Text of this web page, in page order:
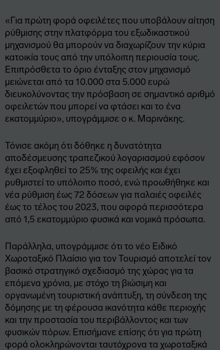
«Για πρώτη φορά οφειλέτες που υποβάλουν αίτηση
ρύθμισης στην πλατφόρμα του εξωδικαστικού
μηχανισμού θα μπορούν να διαχωρίζουν την κύρια
κατοικία τους από την υπόλοιπη περιουσία τους.
Επιπρόσθετα το όριο ένταξης στον μηχανισμό
μειώνεται από τα 10.000 στα 5.000 ευρώ
διευκολύνοντας την πρόσβαση σε σημαντικό αριθμό
οφειλετών που μπορεί να φτάσει και το ένα
εκατομμύριο», υπογράμμισε ο κ. Μαρινάκης.
Τόνισε ακόμη ότι δόθηκε η δυνατότητα
αποδέσμευσης τραπεζικού λογαριασμού εφόσον
έχει εξοφληθεί το 25% της οφειλής και έχει
ρυθμιστεί το υπόλοιπο ποσό, ενώ προωθήθηκε και
νέα ρύθμιση έως 72 δόσεων για παλαιές οφειλές
έως το τέλος του 2023, που αφορά περισσότερα
από 1,5 εκατομμύριο φυσικά και νομικά πρόσωπα.
Παράλληλα, υπογράμμισε ότι το νέο Ειδικό
Χωροταξικό Πλαίσιο για τον Τουρισμό αποτελεί τον
βασικό στρατηγικό σχεδιασμό της χώρας για τα
επόμενα χρόνια, με στόχο τη βιώσιμη και
οργανωμένη τουριστική ανάπτυξη, τη σύνδεση της
δόμησης με τη φέρουσα ικανότητα κάθε περιοχής
και την προστασία του περιβάλλοντος και των
φυσικών πόρων. Επισήμανε επίσης ότι για πρώτη
φορά ολοκληρώνονται ταυτόχρονα τα χωροταξικά